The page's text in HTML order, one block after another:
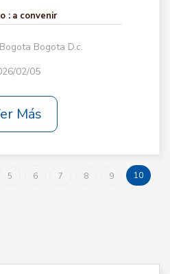
: a convenir
Bogota D.c.
02/05
Más
5 6 7 8 9
10